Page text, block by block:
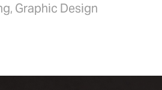
Graphic Design